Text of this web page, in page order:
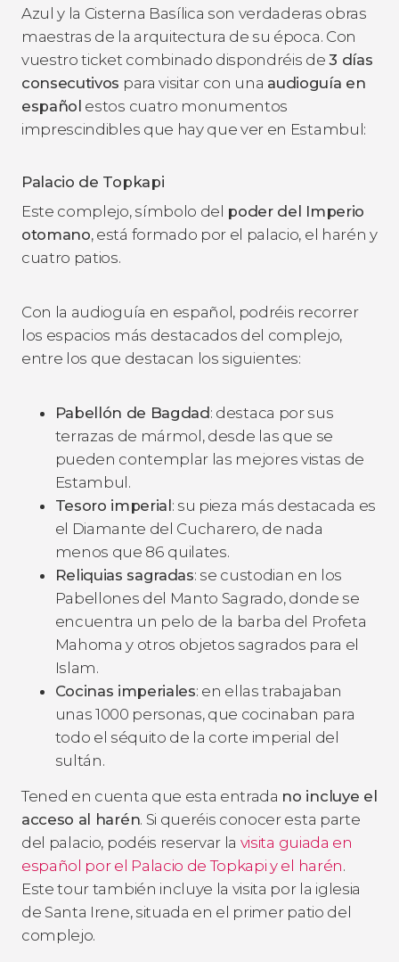
Azul y la Cisterna Basílica son verdaderas obras
maestras de la arquitectura de su época. Con
vuestro ticket combinado dispondréis de3 días
consecutivos para visitar con una audioguía en
español estos cuatro monumentos
imprescindibles que hay que ver en Estambul:
Palacio de Topkapi
Este complejo, símbolo del poder del Imperio
otomano, está formado por el palacio, el harén y
cuatro patios.
Con la audioguía en español, podréis recorrer
los espacios más destacados del complejo,
entre los que destacan los siguientes:
Pabellón de Bagdad: destaca por sus
terrazas de mármol, desde las que se
pueden contemplar las mejores vistas de
Estambul.
Tesoro imperial: su pieza más destacada es
el Diamante del Cucharero, de nada
menos que 86 quilates.
Reliquias sagradas: se custodian en los
Pabellones del Manto Sagrado, donde se
encuentra un pelo de la barba del Profeta
Mahoma y otros objetos sagrados para el
Islam.
Cocinas imperiales: en ellas trabajaban
unas 1000 personas, que cocinaban para
todo el séquito de la corte imperial del
sultán.
Tened en cuenta que esta entrada no incluye el
acceso al harén. Si queréis conocer esta parte
del palacio, podéis reservar la visita guiada en
español por el Palacio de Topkapi y el harén.
Este tour también incluye la visita por la iglesia
de Santa Irene, situada en el primer patio del
complejo.